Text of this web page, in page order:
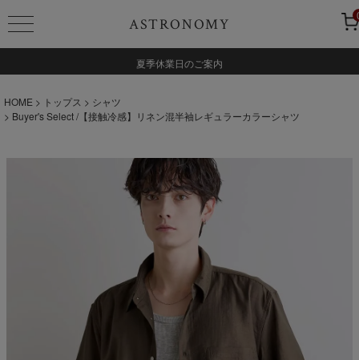
ASTRONOMY
夏季休業日のご案内
HOME トップス
シャツ
Buyer's Select /【接触冷感】リネン混半袖レギュラーカラーシャツ